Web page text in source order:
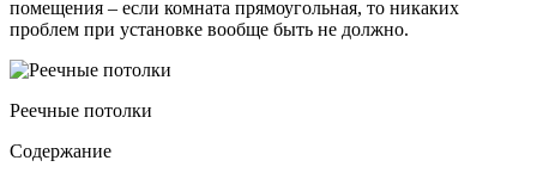
помещения – если комната прямоугольная, то никаких
проблем при установке вообще быть не должно.
Реечные потолки
Содержание